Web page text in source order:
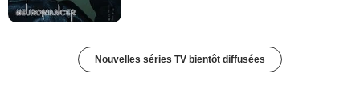
Nouvelles séries TV bientôt diffusées